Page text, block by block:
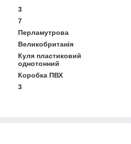
3
7
Перламутрова
Великобританія
Куля пластиковий
однотонний
Коробка ПВХ
3